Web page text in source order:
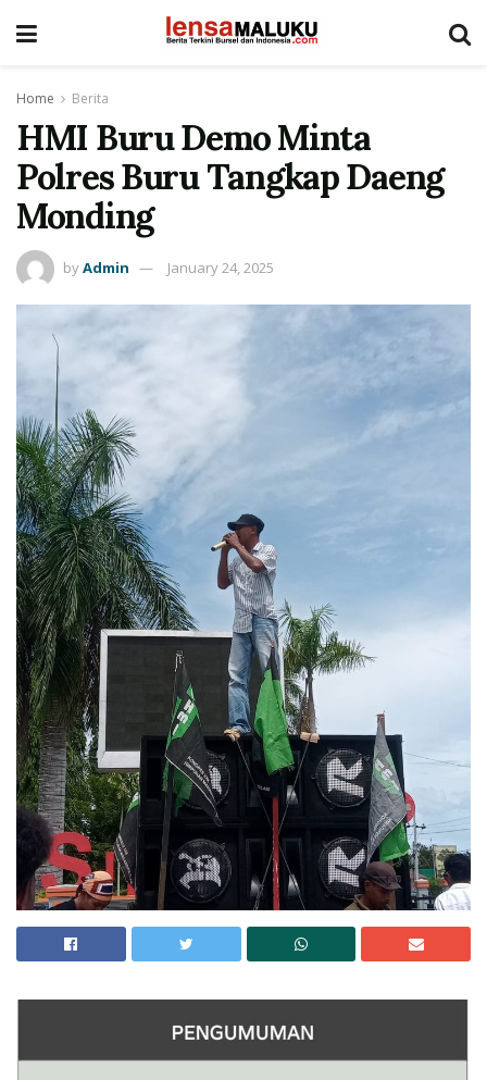
Home Berita
HMI Buru Demo Minta
Polres Buru Tangkap Daeng
Monding
byAdmin January 24, 2025